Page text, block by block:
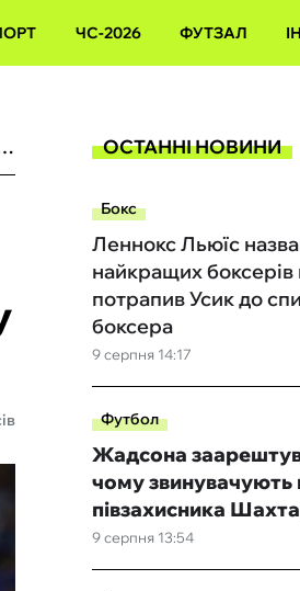
ЧС-2026 ФУТЗАЛ
м'ячів залишилося вінгеру Динамо до рекорду Шацьких ОСТАННІ НОВИНИ
Бокс
9 серпня 14:17
Леннокс Льюїс
найкращих боксерів
потрапив Усик до
боксера
Футбол
9 серпня 13:54
Жадсона
чому звинувачують
півзахисника